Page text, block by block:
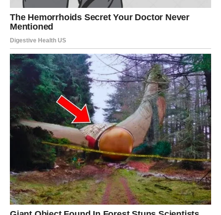
Drugi korak – Priprema vanilin kreme
Sledeći sloj predstavlja
laganakrema s ukusom vanile. Priprema kreme zahteva
sledeće:
U posudu sipajte 500 ml slatkog vrhnjakoje ste
prethodno rashladili u frižideru –hladnoća doprinosi
čvrstoći šlaga i stabilnosti kreme.
Uz pomoć miksera,umutite vrhnjesve dok se ne
pojave čvrsti vrhovi.
Zatim, dodajtesadržaj kesice sa vanilin kremomi
nastavite da miksate još nekoliko minuta –dok ne
dobijete gustu i svilenkastu strukturu.